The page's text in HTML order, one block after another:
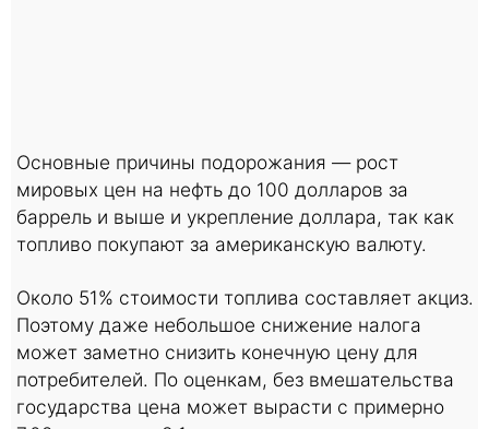
Основные причины подорожания — рост
мировых цен на нефть до 100 долларов за
баррель и выше и укрепление доллара, так как
топливо покупают за американскую валюту.
Около 51% стоимости топлива составляет акциз.
Поэтому даже небольшое снижение налога
может заметно снизить конечную цену для
потребителей. По оценкам, без вмешательства
государства цена может вырасти с примерно